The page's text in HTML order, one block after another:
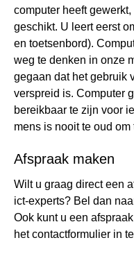
computer heeft
geschikt. U leert eerst
en toetsenbord).
weg te denken in onze
gegaan dat het gebruik
verspreid is. Computer
bereikbaar te zijn voor
mens is nooit te oud om
Afspraak maken
Wilt u graag direct een
ict-experts? Bel dan
Ook kunt u een
hetcontactformulier in